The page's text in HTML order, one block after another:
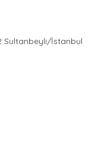
Sultanbeyli/İstanbul